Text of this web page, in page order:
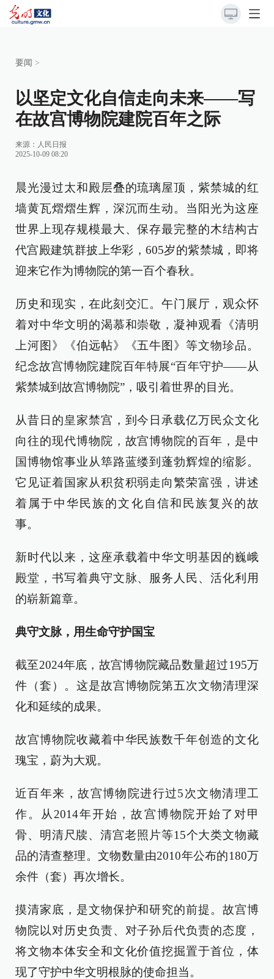
要闻 >
以坚定文化自信走向未来——写
在故宫博物院建院百年之际
来源： 人民日报
2025-10-09 08:20
晨光漫过太和殿层叠的琉璃屋顶，紫禁城的红
墙黄瓦熠熠生辉，深沉而生动。当阳光为这座
世界上现存规模最大、保存最完整的木结构古
代宫殿建筑群披上华彩，605岁的紫禁城，即将
迎来它作为博物院的第一百个春秋。
历史和现实，在此刻交汇。午门展厅，观众怀
着对中华文明的渴慕和崇敬，凝神观看《清明
上河图》《伯远帖》《五牛图》等文物珍品。
纪念故宫博物院建院百年特展“百年守护——从
紫禁城到故宫博物院”，吸引着世界的目光。
从昔日的皇家禁宫，到今日承载亿万民众文化
向往的现代博物院，故宫博物院的百年，是中
国博物馆事业从筚路蓝缕到蓬勃辉煌的缩影。
它见证着国家从积贫积弱走向繁荣富强，讲述
着属于中华民族的文化自信和民族复兴的故
事。
新时代以来，这座承载着中华文明基因的巍峨
殿堂，书写着典守文脉、服务人民、活化利用
的崭新篇章。
典守文脉，用生命守护国宝
截至2024年底，故宫博物院藏品数量超过195万
件（套）。这是故宫博物院第五次文物清理深
化和延续的成果。
故宫博物院收藏着中华民族数千年创造的文化
瑰宝，蔚为大观。
近百年来，故宫博物院进行过5次文物清理工
作。从2014年开始，故宫博物院开始了对甲
骨、明清尺牍、清宫老照片等15个大类文物藏
品的清查整理。文物数量由2010年公布的180万
余件（套）再次增长。
摸清家底，是文物保护和研究的前提。故宫博
物院以对历史负责、对子孙后代负责的态度，
将文物本体安全和文化价值挖掘置于首位，体
现了守护中华文明根脉的使命担当。